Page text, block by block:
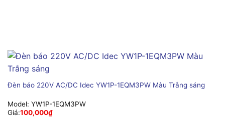
Đèn báo 220V AC/DC Idec YW1P-1EQM3PW Màu Trắng sáng
Model: YW1P-1EQM3PW
Giá:100,000₫